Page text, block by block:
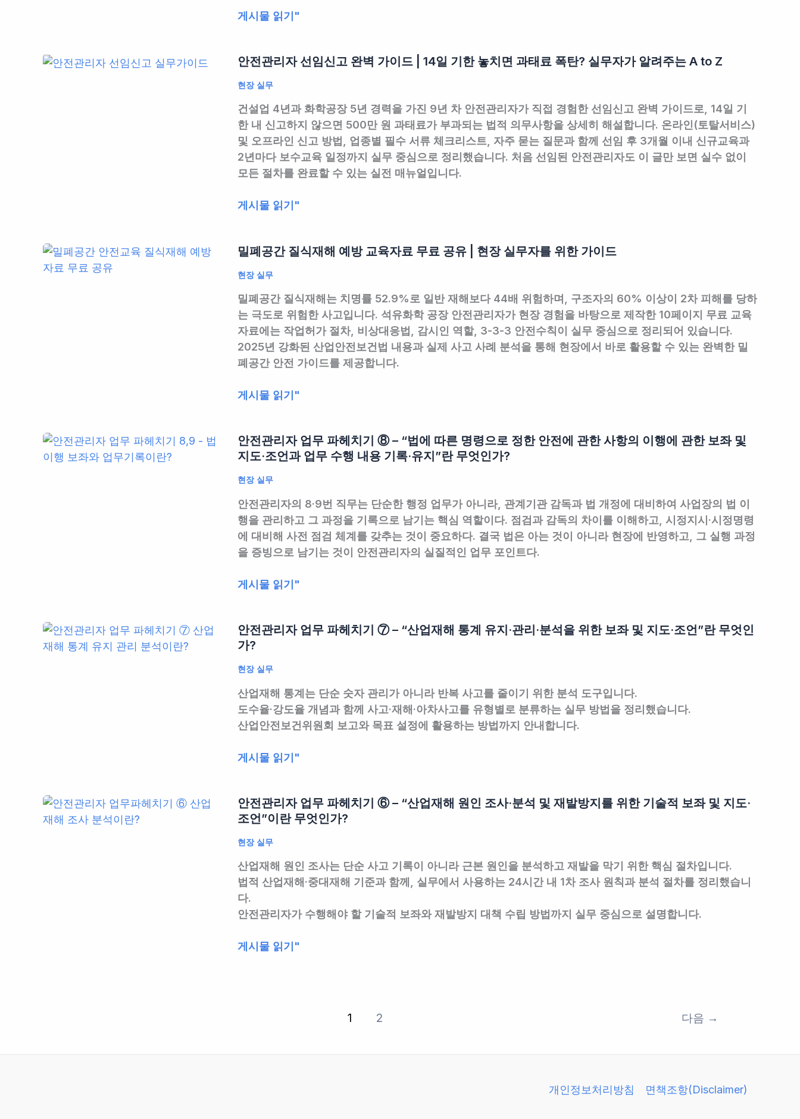
허
가
실
자
가
알
려
주
는
to
는
가
법,
실
무
자
가
알
려
는
Z
방
의
무
화
재
교
훈
과
장
응
가
이
드
안
건
관
규
정
작
성
완
가
|
법
의
무
사
항
부
실
노
하
우,
실
무
자
가
알
려
주
는
to
Z
무
료
자
료
유
게시물 읽기"
안전관리자 선임신고 완벽 가이드 | 14일 기한 놓치면 과태료 폭탄? 실무자가 알려주는 A to Z
현장 실무
건설업 4년과 화학공장 5년 경력을 가진 9년 차 안전관리자가 직접 경험한 선임신고 완벽 가이드로, 14일 기
한 내 신고하지 않으면 500만 원 과태료가 부과되는 법적 의무사항을 상세히 해설합니다. 온라인(토탈서비스)
및 오프라인 신고 방법, 업종별 필수 서류 체크리스트, 자주 묻는 질문과 함께 선임 후 3개월 이내 신규교육과
2년마다 보수교육 일정까지 실무 중심으로 정리했습니다. 처음 선임된 안전관리자도 이 글만 보면 실수 없이
모든 절차를 완료할 수 있는 실전 매뉴얼입니다.
안
리
자
임
신
고
완
벽
이
14
일
기
놓
치
면
과
료
탄?
실
무
자
가
알
려
주
는
Z
게시물 읽기"
밀폐공간 질식재해 예방 교육자료 무료 공유 | 현장 실무자를 위한 가이드
현장 실무
밀폐공간 질식재해는 치명률 52.9%로 일반 재해보다 44배 위험하며, 구조자의 60% 이상이 2차 피해를 당하
는 극도로 위험한 사고입니다. 석유화학 공장 안전관리자가 현장 경험을 바탕으로 제작한 10페이지 무료 교육
자료에는 작업허가 절차, 비상대응법, 감시인 역할, 3-3-3 안전수칙이 실무 중심으로 정리되어 있습니다.
2025년 강화된 산업안전보건법 내용과 실제 사고 사례 분석을 통해 현장에서 바로 활용할 수 있는 완벽한 밀
폐공간 안전 가이드를 제공합니다.
밀
간
질
식
해
예
방
교
자
료
공
유
현
장
실
자
위
한
이
드
게시물 읽기"
안전관리자 업무 파헤치기 ⑧ – “법에 따른 명령으로 정한 안전에 관한 사항의 이행에 관한 보좌 및
지도·조언과 업무 수행 내용 기록·유지”란 무엇인가?
현장 실무
안전관리자의 8·9번 직무는 단순한 행정 업무가 아니라, 관계기관 감독과 법 개정에 대비하여 사업장의 법 이
행을 관리하고 그 과정을 기록으로 남기는 핵심 역할이다. 점검과 감독의 차이를 이해하고, 시정지시·시정명령
에 대비해 사전 점검 체계를 갖추는 것이 중요하다. 결국 법은 아는 것이 아니라 현장에 반영하고, 그 실행 과정
을 증빙으로 남기는 것이 안전관리자의 실질적인 업무 포인트다.
안
리
자
업
파
헤
치
⑧
에
따
른
령
으
로
정
안
게시물 읽기"
안전관리자 업무 파헤치기 ⑦ – “산업재해 통계 유지·관리·분석을 위한 보좌 및 지도·조언”란 무엇인
가?
현장 실무
산업재해 통계는 단순 숫자 관리가 아니라 반복 사고를 줄이기 위한 분석 도구입니다.
도수율·강도율 개념과 함께 사고·재해·아차사고를 유형별로 분류하는 실무 방법을 정리했습니다.
산업안전보건위원회 보고와 목표 설정에 활용하는 방법까지 안내합니다.
안
리
자
업
파
헤
치
기
–
게시물 읽기"
안전관리자 업무 파헤치기 ⑥ – “산업재해 원인 조사·분석 및 재발방지를 위한 기술적 보좌 및 지도·
조언”이란 무엇인가?
현장 실무
산업재해 원인 조사는 단순 사고 기록이 아니라 근본 원인을 분석하고 재발을 막기 위한 핵심 절차입니다.
법적 산업재해·중대재해 기준과 함께, 실무에서 사용하는 24시간 내 1차 조사 원칙과 분석 절차를 정리했습니
다.
안전관리자가 수행해야 할 기술적 보좌와 재발방지 대책 수립 방법까지 실무 중심으로 설명합니다.
안
파
게시물 읽기"
1 2 다음 →
개인정보처리방침 면책조항(Disclaimer)